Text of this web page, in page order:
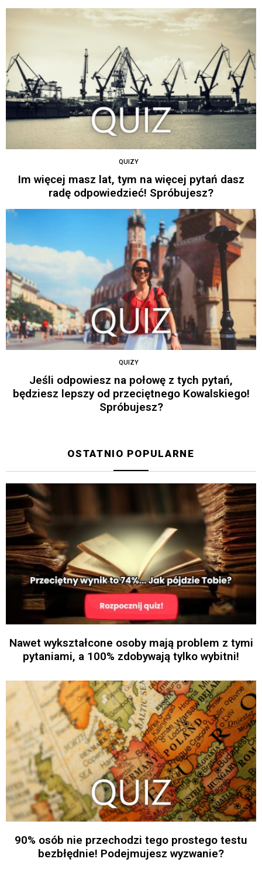
QUIZY
Im więcej masz lat, tym na więcej pytań dasz
radę odpowiedzieć! Spróbujesz?
QUIZY
Jeśli odpowiesz na połowę z tych pytań,
będziesz lepszy od przeciętnego Kowalskiego!
Spróbujesz?
OSTATNIO POPULARNE
Nawet wykształcone osoby mają problem z tymi
pytaniami, a 100% zdobywają tylko wybitni!
90% osób nie przechodzi tego prostego testu
bezbłędnie! Podejmujesz wyzwanie?